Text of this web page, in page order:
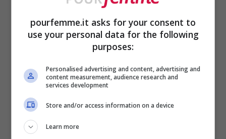
Gimme Brow Benefit
pourfemme.it asks for your consent to
use your personal data for the following
purposes:
Personalised advertising and content, advertising and
content measurement, audience research and
services development
Store and/or access information on a device
Learn more